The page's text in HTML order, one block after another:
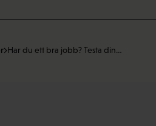
Har du ett bra jobb? Testa din…